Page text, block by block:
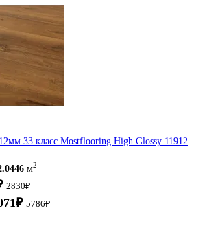
33 класс Mostflooring High Glossy 11912
м2
2830₽
5786₽